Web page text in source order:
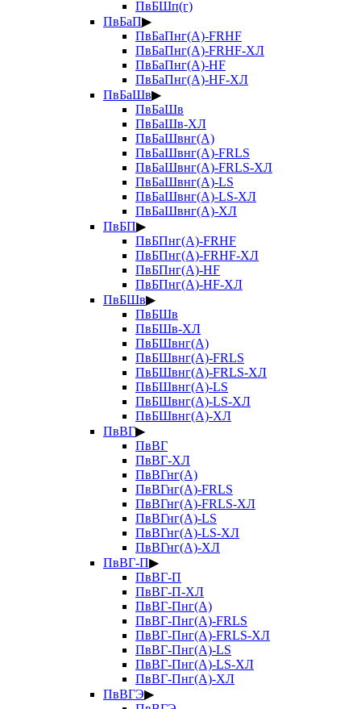
ПвБШп(г)
ПвБаП▶
ПвБаПнг(А)-FRHF
ПвБаПнг(А)-FRHF-ХЛ
ПвБаПнг(А)-HF
ПвБаПнг(А)-HF-ХЛ
ПвБаШв▶
ПвБаШв
ПвБаШв-ХЛ
ПвБаШвнг(А)
ПвБаШвнг(А)-FRLS
ПвБаШвнг(А)-FRLS-ХЛ
ПвБаШвнг(А)-LS
ПвБаШвнг(А)-LS-ХЛ
ПвБаШвнг(А)-ХЛ
ПвБП▶
ПвБПнг(А)-FRHF
ПвБПнг(А)-FRHF-ХЛ
ПвБПнг(А)-HF
ПвБПнг(А)-HF-ХЛ
ПвБШв▶
ПвБШв
ПвБШв-ХЛ
ПвБШвнг(А)
ПвБШвнг(А)-FRLS
ПвБШвнг(А)-FRLS-ХЛ
ПвБШвнг(А)-LS
ПвБШвнг(А)-LS-ХЛ
ПвБШвнг(А)-ХЛ
ПвВГ▶
ПвВГ
ПвВГ-ХЛ
ПвВГнг(А)
ПвВГнг(А)-FRLS
ПвВГнг(А)-FRLS-ХЛ
ПвВГнг(А)-LS
ПвВГнг(А)-LS-ХЛ
ПвВГнг(А)-ХЛ
ПвВГ-П▶
ПвВГ-П
ПвВГ-П-ХЛ
ПвВГ-Пнг(А)
ПвВГ-Пнг(А)-FRLS
ПвВГ-Пнг(А)-FRLS-ХЛ
ПвВГ-Пнг(А)-LS
ПвВГ-Пнг(А)-LS-ХЛ
ПвВГ-Пнг(А)-ХЛ
ПвВГЭ▶